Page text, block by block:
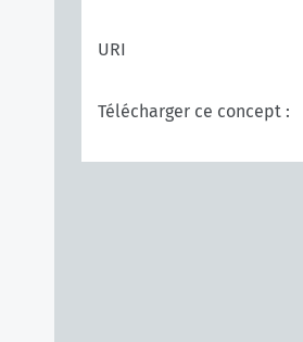
URI
Télécharger ce concept :